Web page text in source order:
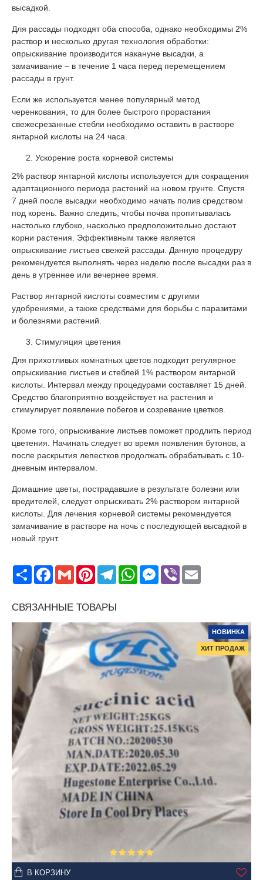
высадкой.
Для рассады подходят оба способа, однако необходимы 2%
раствор и несколько другая технология обработки:
опрыскивание производится накануне высадки, а
замачивание – в течение 1 часа перед перемещением
рассады в грунт.
Если же используется менее популярный метод
черенкования, то для более быстрого прорастания
свежесрезанные стебли необходимо оставить в растворе
янтарной кислоты на 24 часа.
Ускорение роста корневой системы
2% раствор янтарной кислоты используется для сокращения
адаптационного периода растений на новом грунте. Спустя
7 дней после высадки необходимо начать полив средством
под корень. Важно следить, чтобы почва пропитывалась
настолько глубоко, насколько предположительно достают
корни растения. Эффективным также является
опрыскивание листьев свежей рассады. Данную процедуру
рекомендуется выполнять через неделю после высадки раз в
день в утреннее или вечернее время.
Раствор янтарной кислоты совместим с другими
удобрениями, а также средствами для борьбы с паразитами
и болезнями растений.
Стимуляция цветения
Для прихотливых комнатных цветов подходит регулярное
опрыскивание листьев и стеблей 1% раствором янтарной
кислоты. Интервал между процедурами составляет 15 дней.
Средство благоприятно воздействует на растения и
стимулирует появление побегов и созревание цветков.
Кроме того, опрыскивание листьев поможет продлить период
цветения. Начинать следует во время появления бутонов, а
после раскрытия лепестков продолжать обрабатывать с 10-
дневным интервалом.
Домашние цветы, пострадавшие в результате болезни или
вредителей, следует опрыскивать 2% раствором янтарной
кислоты. Для лечения корневой системы рекомендуется
замачивание в растворе на ночь с последующей высадкой в
новый грунт.
ПоширитиFacebook
Gmail PinterestTelegramWhatsAppMessenger
Viber
СВЯЗАННЫЕ ТОВАРЫ
НОВИНКА
ХИТ ПРОДАЖ
В КОРЗИНУ